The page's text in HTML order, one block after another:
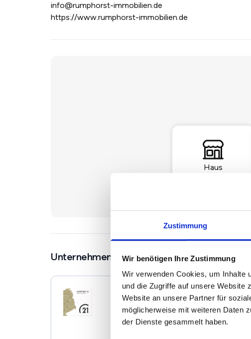
Zustimmung
Wir benötigen Ihre Zustimmung
Wir verwenden Cookies, um Inhalte
und die Zugriffe auf unsere Website
Website an unsere Partner für
möglicherweise mit weiteren Daten
der Dienste gesammelt haben.
info@rumphorst-immobilien.de
https://www.rumphorst-immobilien.de
Haus
Unternehmen in der Nähe